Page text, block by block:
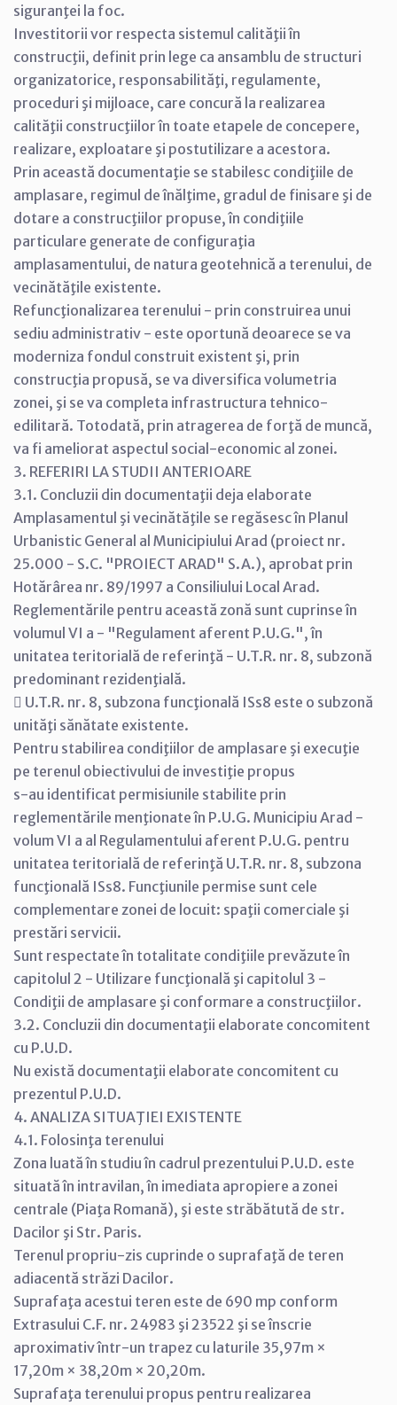
siguranţei la foc.
Investitorii vor respecta sistemul calităţii în
construcţii, definit prin lege ca ansamblu de structuri
organizatorice, responsabilităţi, regulamente,
proceduri şi mijloace, care concură la realizarea
calităţii construcţiilor în toate etapele de concepere,
realizare, exploatare şi postutilizare a acestora.
Prin această documentaţie se stabilesc condiţiile de
amplasare, regimul de înălţime, gradul de finisare şi de
dotare a construcţiilor propuse, în condiţiile
particulare generate de configuraţia
amplasamentului, de natura geotehnică a terenului, de
vecinătăţile existente.
Refuncţionalizarea terenului - prin construirea unui
sediu administrativ - este oportună deoarece se va
moderniza fondul construit existent şi, prin
construcţia propusă, se va diversifica volumetria
zonei, şi se va completa infrastructura tehnico-
edilitară. Totodată, prin atragerea de forţă de muncă,
va fi ameliorat aspectul social-economic al zonei.
3. REFERIRI LA STUDII ANTERIOARE
3.1. Concluzii din documentaţii deja elaborate
Amplasamentul şi vecinătăţile se regăsesc în Planul
Urbanistic General al Municipiului Arad (proiect nr.
25.000 - S.C. "PROIECT ARAD" S.A.), aprobat prin
Hotărârea nr. 89/1997 a Consiliului Local Arad.
Reglementările pentru această zonă sunt cuprinse în
volumul VI a - "Regulament aferent P.U.G.", în
unitatea teritorială de referinţă - U.T.R. nr. 8, subzonă
predominant rezidenţială.
 U.T.R. nr. 8, subzona funcţională ISs8 este o subzonă
unităţi sănătate existente.
Pentru stabilirea condiţiilor de amplasare şi execuţie
pe terenul obiectivului de investiţie propus
s-au identificat permisiunile stabilite prin
reglementările menţionate în P.U.G. Municipiu Arad -
volum VI a al Regulamentului aferent P.U.G. pentru
unitatea teritorială de referinţă U.T.R. nr. 8, subzona
funcţională ISs8. Funcţiunile permise sunt cele
complementare zonei de locuit: spaţii comerciale şi
prestări servicii.
Sunt respectate în totalitate condiţiile prevăzute în
capitolul 2 - Utilizare funcţională şi capitolul 3 -
Condiţii de amplasare şi conformare a construcţiilor.
3.2. Concluzii din documentaţii elaborate concomitent
cu P.U.D.
Nu există documentaţii elaborate concomitent cu
prezentul P.U.D.
4. ANALIZA SITUAŢIEI EXISTENTE
4.1. Folosinţa terenului
Zona luată în studiu în cadrul prezentului P.U.D. este
situată în intravilan, în imediata apropiere a zonei
centrale (Piaţa Romană), şi este străbătută de str.
Dacilor şi Str. Paris.
Terenul propriu-zis cuprinde o suprafaţă de teren
adiacentă străzi Dacilor.
Suprafaţa acestui teren este de 690 mp conform
Extrasului C.F. nr. 24983 şi 23522 şi se înscrie
aproximativ într-un trapez cu laturile 35,97m ×
17,20m × 38,20m × 20,20m.
Suprafaţa terenului propus pentru realizarea